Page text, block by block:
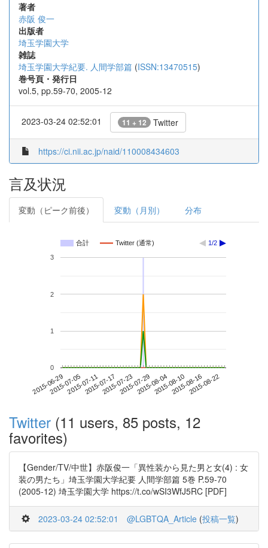
著者
赤阪 俊一
出版者
埼玉学園大学
雑誌
埼玉学園大学紀要. 人間学部篇 (ISSN:13470515)
巻号頁・発行日
vol.5, pp.59-70, 2005-12
2023-03-24 02:52:01 11 + 12 Twitter
https://ci.nii.ac.jp/naid/110008434603
言及状況
変動（ピーク前後） 変動（月別） 分布
合計 Twitter (通常) 1/2
2015-06-292015-07-052015-07-112015-07-172015-07-232015-07-292015-08-042015-08-102015-08-162015-08-22
0
1
2
3
Twitter (11 users, 85 posts, 12
favorites)
【Gender/TV/中世】赤阪俊一「異性装から見た男と女(4) : 女
装の男たち」埼玉学園大学紀要 人間学部篇 5巻 P.59-70
(2005-12) 埼玉学園大学 https://t.co/wSI3WfJ5RC [PDF]
2023-03-24 02:52:01 @LGBTQA_Article (投稿一覧)